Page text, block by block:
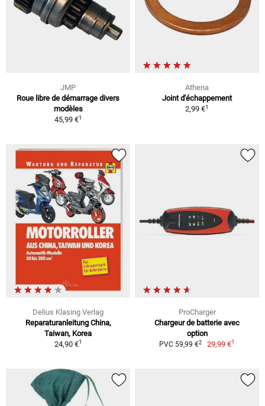
JMP
Roue libre de démarrage divers
modèles
45,99 €1
Athena
Joint d'échappement
2,99 €1
Delius Klasing Verlag
Reparaturanleitung China,
Taiwan, Korea
24,90 €1
ProCharger
Chargeur de batterie avec
option
PVC 59,99 €2 29,99 €1